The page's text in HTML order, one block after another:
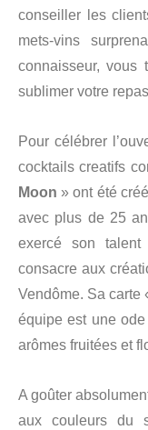
conseiller les
mets-vins
connaisseur, vous
sublimer votre
Pour célébrer
cocktails creatifs
Moon » ont été
avec plus de 25
exercé son talent
consacre aux
Vendôme. Sa carte
équipe est une
arômes fruitées et
A goûter
aux couleurs du